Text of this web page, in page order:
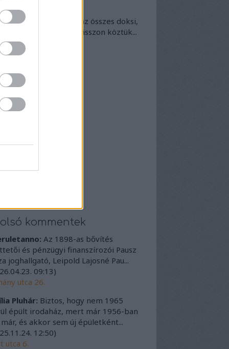
található meg az összes doksi,
van kedve - bogarásszon köztük...
szeptember
április
február
január
október
augusztus
kommentek
Az 1898-as bővítés
és pénzügyi finanszírozói Pausz
joghallgató, Leipold Lajosné Pau...
09:13)
utca 26.
Pluhár: Biztos, hogy nem 1965
épült irodaház, mert már 1956-ban
és akkor sem új épületként...
12:50)
utca 6.